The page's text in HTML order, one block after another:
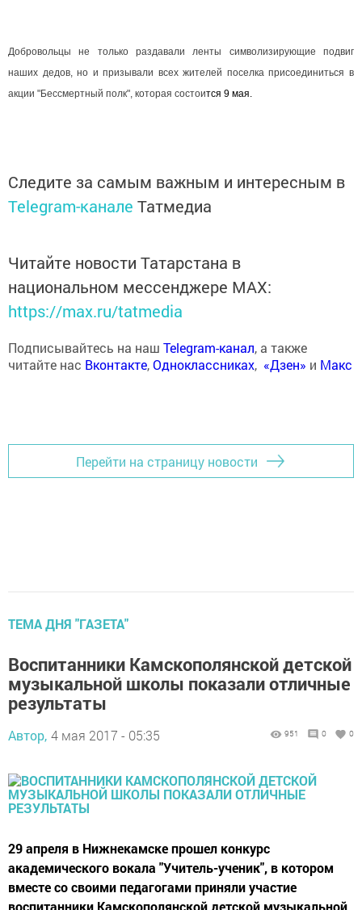
Добровольцы не только раздавали ленты символизирующие подвиг
наших дедов, но и призывали всех жителей поселка присоединиться в
акции "Бессмертный полк", которая состоится 9 мая.
Следите за самым важным и интересным в
Telegram-канале Татмедиа
Читайте новости Татарстана в
национальном мессенджере MАХ:
https://max.ru/tatmedia
Подписывайтесь на наш Telegram-канал, а также
читайте нас Вконтакте,Одноклассниках, «Дзен» и Макс
Перейти на страницу новости
ТЕМА ДНЯ "ГАЗЕТА"
Воспитанники Камскополянской детской
музыкальной школы показали отличные
результаты
Автор, 4 мая 2017 - 05:35 951 0 0
29 апреля в Нижнекамске прошел конкурс
академического вокала "Учитель-ученик", в котором
вместе со своими педагогами приняли участие
воспитанники Камскополянской детской музыкальной